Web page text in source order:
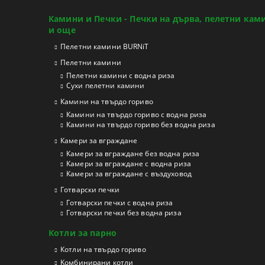
Камини и Печки - Печки на дърва, пелетни
и още
Пелетни камини BURNiT
Пелетни камини
Пелетни камини с водна риза
Сухи пелетни камини
Камини на твърдо гориво
Камини на твърдо гориво с водна риза
Камини на твърдо гориво без водна риза
Камери за вграждане
Камери за вграждане без водна риза
Камери за вграждане с водна риза
Камери за вграждане с въздуховод
Готварски печки
Готварски печки с водна риза
Готварски печки без водна риза
Котли за парно
Котли на твърдо гориво
Kомбинирани котли